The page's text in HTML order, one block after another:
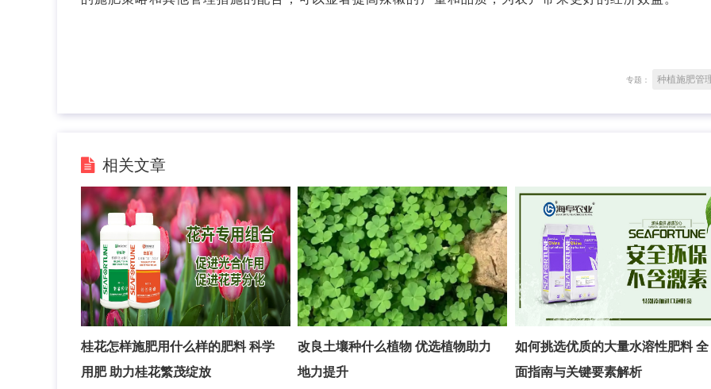
专题： 种植施肥管
相关文章
桂花怎样施肥用什么样的肥料 科学
用肥 助力桂花繁茂绽放
改良土壤种什么植物 优选植物助力
地力提升
如何挑选优质的大量水溶性肥料 全
面指南与关键要素解析